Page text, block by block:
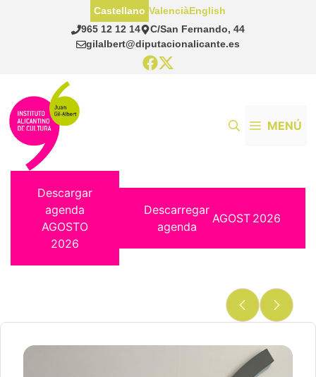
965 12 12 14
C/San Fernando, 44
gilalbert@diputacionalicante.es
Castellano ValenciàEnglish
MENÚ
Descargar
agenda
AGOSTO
2026
Descarregar
agenda
AGOST 2026